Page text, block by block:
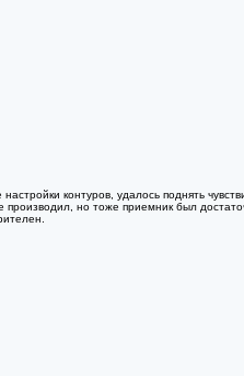
контуров, удалось поднять
но тоже приемник был